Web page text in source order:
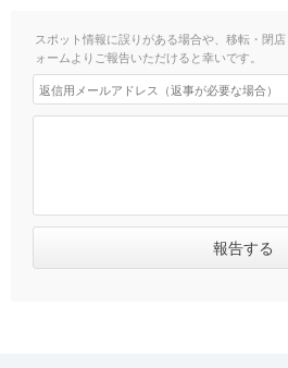
スポット情報に誤りがある場合や、移転・閉
ォームよりご報告いただけると幸いです。